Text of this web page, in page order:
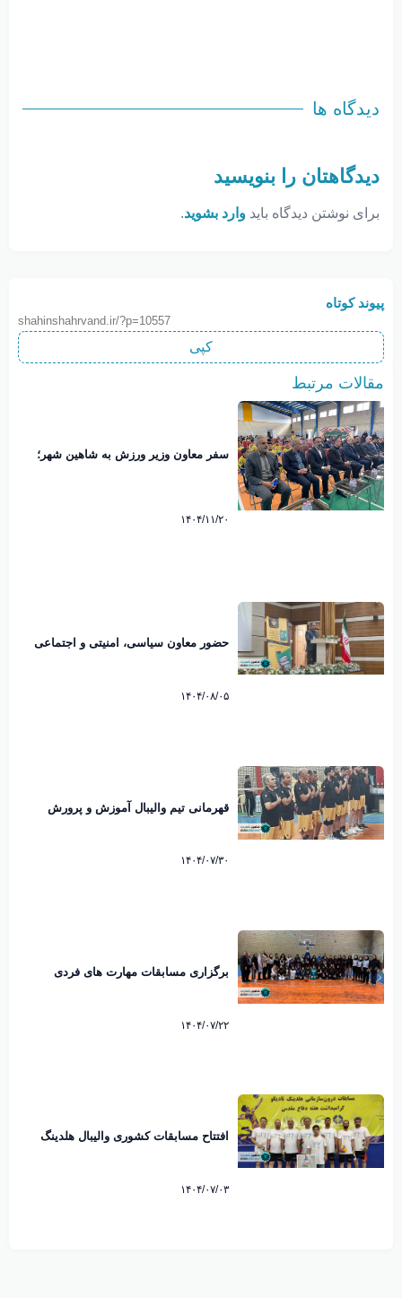
دیدگاه ها
دیدگاهتان را بنویسید
برای نوشتن دیدگاه باید وارد بشوید.
پیوند کوتاه
shahinshahrvand.ir/?p=10557
کپی
مقالات مرتبط
سفر معاون وزیر ورزش به شاهین‌ شهر؛
۱۴۰۴/۱۱/۲۰
حضور معاون سیاسی، امنیتی و اجتماعی
۱۴۰۴/۰۸/۰۵
قهرمانی تیم والیبال آموزش و پرورش
۱۴۰۴/۰۷/۳۰
برگزاری مسابقات مهارت های فردی
۱۴۰۴/۰۷/۲۲
افتتاح مسابقات کشوری والیبال هلدینگ
۱۴۰۴/۰۷/۰۳